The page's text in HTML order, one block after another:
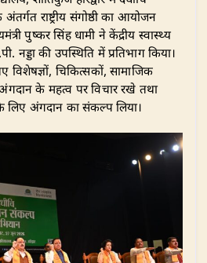
e
g
ra
m
it
te
r
ar
e
राष्ट्रीय संगोष्ठी का आयोजन
पुष्कर सिंह धामी ने केंद्रीय स्वास्थ्य
नड्डा की उपस्थिति में प्रतिभाग किया।
चिकित्सकों, सामाजिक
के महत्व पर विचार रखे तथा
अंगदान का संकल्प लिया।